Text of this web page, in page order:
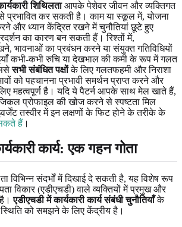
शिथिलताआपके पेशेवर जीवन और व्यक्तिगत
प्रभावित कर सकती है। काम या स्कूल में, योजना
और ध्यान केंद्रित रखने में चुनौतियां छूटे हुए
का कारण बन सकती हैं। रिश्तों में,
भावनाओं का प्रबंधन करने या संयुक्त गतिविधियों
कभी-कभी रुचि या देखभाल की कमी के रूप में गलत
सभी संबंधित पक्षोंके लिए गलतफहमी और निराशा
को पहचानना प्रभावी समर्थन प्राप्त करने और
महत्वपूर्ण है। यदि ये पैटर्न आपके साथ मेल खाते हैं,
प्रोफाइल की खोज करने से स्पष्टता मिल
तस्वीर में इन लक्षणों के फिट होने के तरीके के
हैं ।
कार्य: एक गहन गोता
विभिन्न संदर्भों में दिखाई दे सकती है, यह विशेष रूप
विकार (एडीएचडी) वाले व्यक्तियों में प्रमुख और
है।एडीएचडी में कार्यकारी कार्य संबंधी चुनौतियाँके
को समझने के लिए केंद्रीय है।